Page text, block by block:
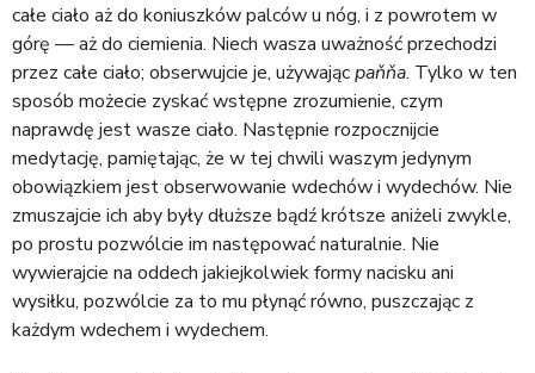
całe ciało aż do koniuszków palców u nóg, i z powrotem w
górę — aż do ciemienia. Niech wasza uważność przechodzi
przez całe ciało; obserwujcie je, używającpaňňa. Tylko w ten
sposób możecie zyskać wstępne zrozumienie, czym
naprawdę jest wasze ciało. Następnie rozpocznijcie
medytację, pamiętając, że w tej chwili waszym jedynym
obowiązkiem jest obserwowanie wdechów i wydechów. Nie
zmuszajcie ich aby były dłuższe bądź krótsze aniżeli zwykle,
po prostu pozwólcie im następować naturalnie. Nie
wywierajcie na oddech jakiejkolwiek formy nacisku ani
wysiłku, pozwólcie za to mu płynąć równo, puszczając z
każdym wdechem i wydechem.